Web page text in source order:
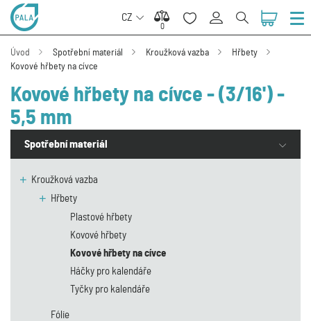
CZ
0
0
Úvod Spotřební materiál Kroužková vazba
Hřbety
Kovové hřbety na cívce
Kovové hřbety na cívce - (3/16') -
5,5 mm
Spotřební materiál
Kroužková vazba
Hřbety
Plastové hřbety
Kovové hřbety
Kovové hřbety na cívce
Háčky pro kalendáře
Tyčky pro kalendáře
Fólie